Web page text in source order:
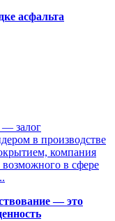
асфальта
— залог
в производстве
компания
в сфере
— это